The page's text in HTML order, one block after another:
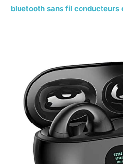
bluetooth sans fil conducteurs